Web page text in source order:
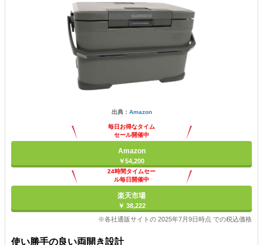
出典： Amazon
毎日お得なタイム
セール開催中
Amazon
￥54,200
24時間タイムセー
ル毎日開催中
楽天市場
￥ 38,222
※各社通販サイトの 2025年7月9日時点 での税込価格
使い勝手の良い両開き設計